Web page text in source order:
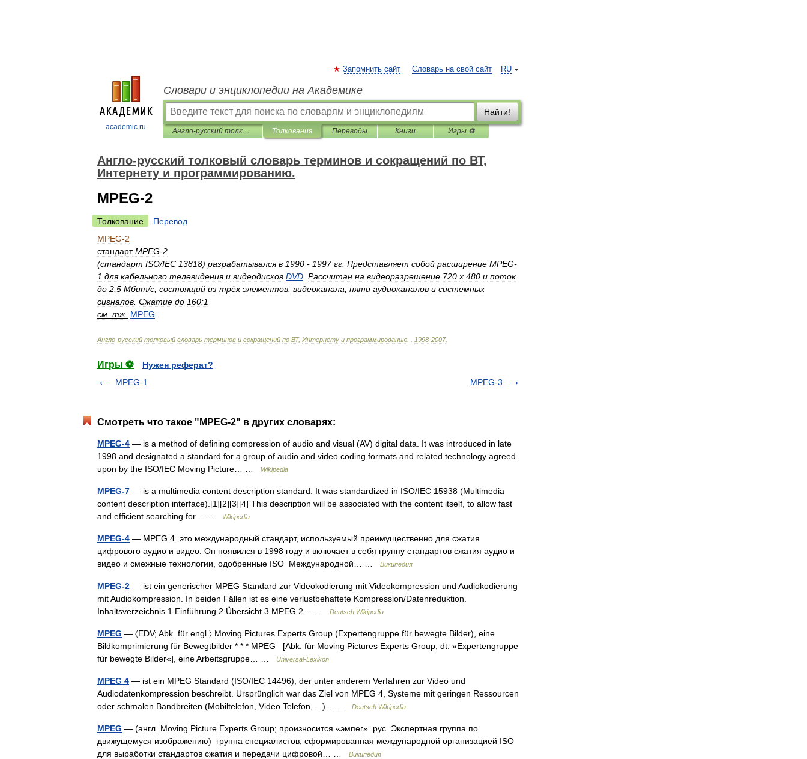
academic.ru
RU
Запомнить сайт Словарь на свой сайт
Словари и энциклопедии на Академике
Найти!
Англо-русский толковый словарь терминов и сокращений по ВТ, Интернету и программированию. Толкования Переводы Книги Игры ⚽
Англо-русский толковый словарь терминов и сокращений по ВТ,
Интернету и программированию.
MPEG-2
Толкование
Перевод
MPEG-2
стандарт MPEG-2
(стандарт ISO/IEC 13818) разрабатывался в 1990 - 1997 гг Представляет собой расширение MPEG-
1 для кабельного телевидения и видеодисков DVD Рассчитан на видеоразрешение 720 х 480 и поток
до 2 5 Мбит/с состоящий из трёх элементов: видеоканала пяти аудиоканалов и системных
сигналов Сжатие до 160:1
см тж MPEG
Англо-русский толковый словарь терминов и сокращений по ВТ, Интернету и программированию 1998-2007.
Игры ⚽
Нужен реферат?
MPEG-1
MPEG-3
Смотреть что такое "MPEG-2" в других словарях:
MPEG-4 — is a method of defining compression of audio and visual (AV) digital data. It was introduced in late
1998 and designated a standard for a group of audio and video coding formats and related technology agreed
upon by the ISO/IEC Moving Picture… …
Wikipedia
MPEG-7 — is a multimedia content description standard. It was standardized in ISO/IEC 15938 (Multimedia
content description interface).[1][2][3][4] This description will be associated with the content itself, to allow fast
and efficient searching for… …
Wikipedia
MPEG-4 — MPEG 4 это международный стандарт, используемый преимущественно для сжатия
цифрового аудио и видео. Он появился в 1998 году и включает в себя группу стандартов сжатия аудио и
видео и смежные технологии, одобренные ISO Международной… …
Википедия
MPEG-2 — ist ein generischer MPEG Standard zur Videokodierung mit Videokompression und Audiokodierung
mit Audiokompression. In beiden Fällen ist es eine verlustbehaftete Kompression/Datenreduktion.
Inhaltsverzeichnis 1 Einführung 2 Übersicht 3 MPEG 2… …
Deutsch Wikipedia
MPEG — 〈EDV; Abk. für engl.〉 Moving Pictures Experts Group (Expertengruppe für bewegte Bilder), eine
Bildkomprimierung für Bewegtbilder * * * MPEG [Abk. für Moving Pictures Experts Group, dt. »Expertengruppe
für bewegte Bilder«], eine Arbeitsgruppe… …
Universal-Lexikon
MPEG 4 — ist ein MPEG Standard (ISO/IEC 14496), der unter anderem Verfahren zur Video und
Audiodatenkompression beschreibt. Ursprünglich war das Ziel von MPEG 4, Systeme mit geringen Ressourcen
oder schmalen Bandbreiten (Mobiltelefon, Video Telefon, ...)… …
Deutsch Wikipedia
MPEG — (англ. Moving Picture Experts Group; произносится «эмпег» рус. Экспертная группа по
движущемуся изображению) группа специалистов, сформированная международной организацией ISO
для выработки стандартов сжатия и передачи цифровой… …
Википедия